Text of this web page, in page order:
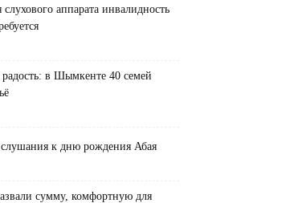
аппарата инвалидность
в Шымкенте 40 семей
к дню рождения Абая
сумму, комфортную для